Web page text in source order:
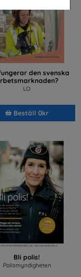
den svenska
LO
Beställ 0kr
Bli polis!
Polismyndigheten